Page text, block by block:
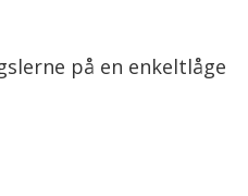
på en enkeltlåge